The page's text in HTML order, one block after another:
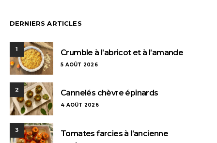
DERNIERS ARTICLES
1 Crumble à l’abricot et à l’amande
5 AOÛT 2026
2 Cannelés chèvre épinards
4 AOÛT 2026
3 Tomates farcies à l’ancienne